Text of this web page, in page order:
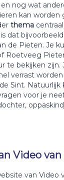
en nog wat
kan worden
thema
dat
de Pieten. Je
Roetveeg
te bekijken
verrast
Sint. Natuurlijk
voor je
Video
van Video